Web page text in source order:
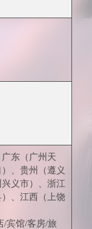
东（广州天
、贵州（遵义
义市）、浙江
）、江西（上饶
/宾馆/客房/旅